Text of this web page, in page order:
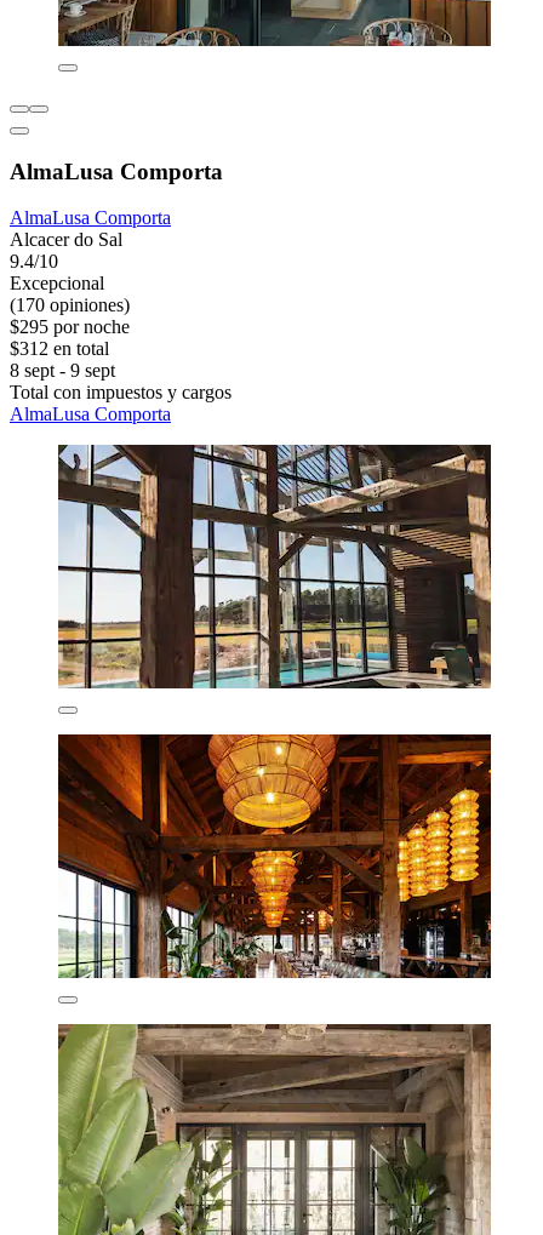
AlmaLusa Comporta
AlmaLusa Comporta
Alcacer do Sal
9.4/10
Excepcional
(170 opiniones)
$295 por noche
$312 en total
8 sept - 9 sept
Total con impuestos y cargos
AlmaLusa Comporta